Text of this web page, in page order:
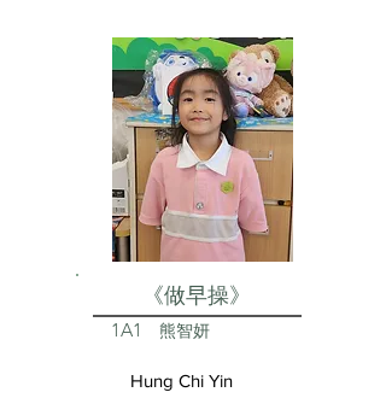
《做早操》
1A1 熊智妍
Hung Chi Yin